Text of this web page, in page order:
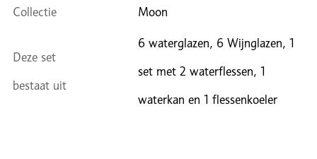
Collectie Moon
Deze set
bestaat uit
6 waterglazen, 6 Wijnglazen, 1
set met 2 waterflessen, 1
waterkan en 1 flessenkoeler